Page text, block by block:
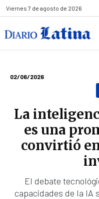
Viernes 7 de agosto de 2026
02/06/2026
La
es una
convirtió
El debate
capacidades de la IA